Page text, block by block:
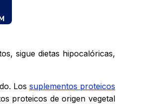
sigue dietas hipocalóricas,
Los suplementos proteicos
proteicos de origen vegetal